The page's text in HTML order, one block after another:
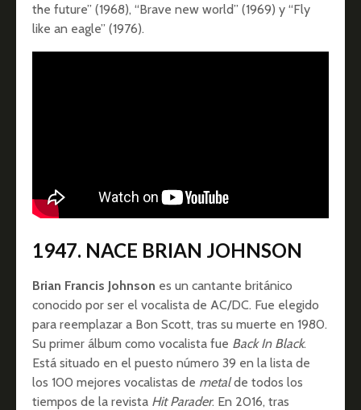
the future” (1968), “Brave new world” (1969) y “Fly
like an eagle” (1976).
1947. NACE BRIAN JOHNSON
Brian Francis Johnson es un cantante británico
conocido por ser el vocalista de AC/DC. Fue elegido
para reemplazar a Bon Scott, tras su muerte en 1980.
Su primer álbum como vocalista fue Back In Black.
Está situado en el puesto número 39 en la lista de
los 100 mejores vocalistas de metalde todos los
tiempos de la revista Hit Parader. En 2016, tras